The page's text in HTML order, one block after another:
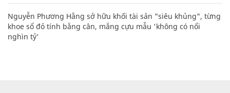
Nguyễn Phương Hằng sở hữu khối tài sản "siêu khủng", từng
khoe sổ đỏ tính bằng cân, mắng cựu mẫu 'không có nổi
nghìn tỷ'